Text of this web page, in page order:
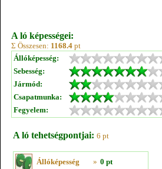
A ló képességei:
Σ Összesen: 1168.4 pt
Állóképesség:
Sebesség:
Jármód:
Csapatmunka:
Fegyelem:
A ló tehetségpontjai: 6 pt
Állóképesség » 0 pt